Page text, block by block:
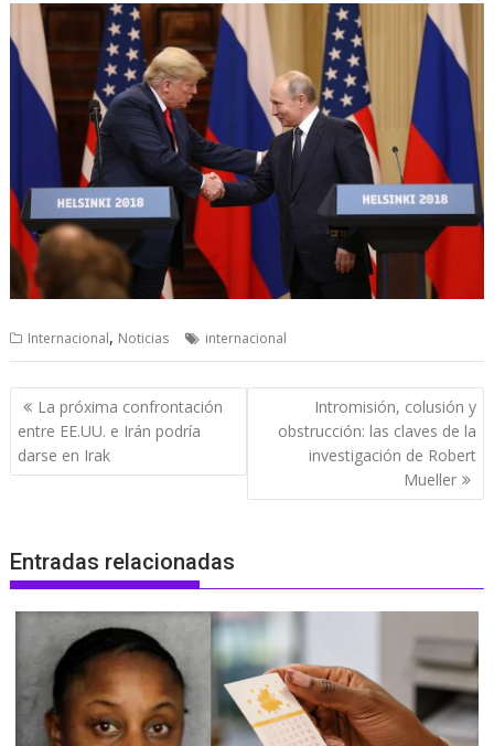
Internacional, Noticias internacional
Navegación
de
entradas
La próxima confrontación
entre EE.UU. e Irán podría
darse en Irak
Intromisión, colusión y
obstrucción: las claves de la
investigación de Robert
Mueller
Entradas relacionadas